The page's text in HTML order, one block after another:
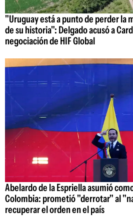
"Uruguay está a punto de perder la
de su historia": Delgado acusó a
negociación de HIF Global
Abelardo de la Espriella asumió
Colombia: prometió "derrotar" al
recuperar el orden en el país